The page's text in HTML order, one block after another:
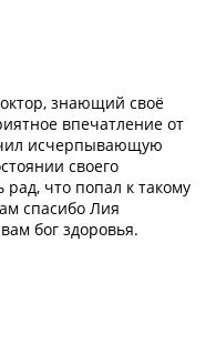
знающий своё
впечатление от
исчерпывающую
своего
что попал к такому
спасибо Лия
бог здоровья.